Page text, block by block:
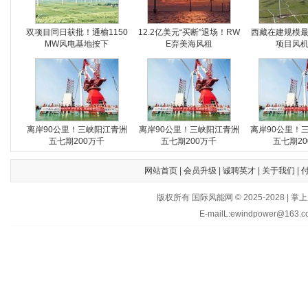
双项目同日获批！通榆1150
MW风电基地按下
12.2亿美元“买断”退场！RW
E弃美海风租
西藏在建规模
项目风
离岸90公里！三峡阳江青洲
五七期200万千
离岸90公里！三峡阳江青洲
五七期200万千
离岸90公里！
五七期
网站首页| 会员升级 诚聘英才| 关于我们
版权所有 国际风能网 © 2025-2028 | 掌
E-